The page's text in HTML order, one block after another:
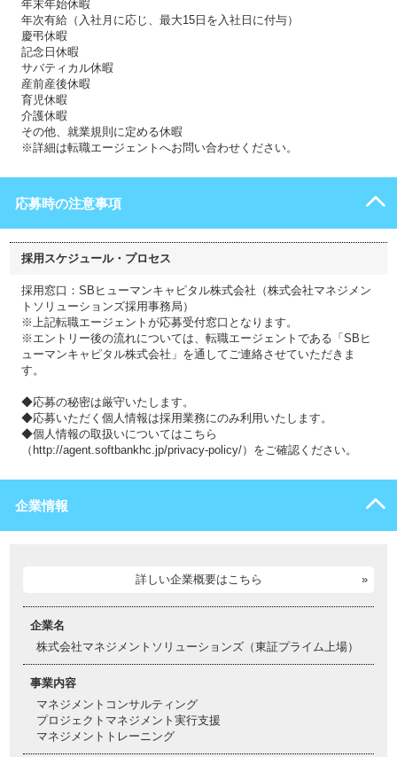
年末年始休暇
年次有給（入社月に応じ、最大15日を入社日に付与）
慶弔休暇
記念日休暇
サバティカル休暇
産前産後休暇
育児休暇
介護休暇
その他、就業規則に定める休暇
※詳細は転職エージェントへお問い合わせください。
応募時の注意事項
採用スケジュール・プロセス
採用窓口：SBヒューマンキャピタル株式会社（株式会社マネジメン
トソリューションズ採用事務局）
※上記転職エージェントが応募受付窓口となります。
※エントリー後の流れについては、転職エージェントである「SBヒ
ューマンキャピタル株式会社」を通してご連絡させていただきま
す。
◆応募の秘密は厳守いたします。
◆応募いただく個人情報は採用業務にのみ利用いたします。
◆個人情報の取扱いについてはこちら
（http://agent.softbankhc.jp/privacy-policy/）をご確認ください。
企業情報
詳しい企業概要はこちら
企業名
株式会社マネジメントソリューションズ（東証プライム上場）
事業内容
マネジメントコンサルティング
プロジェクトマネジメント実行支援
マネジメントトレーニング